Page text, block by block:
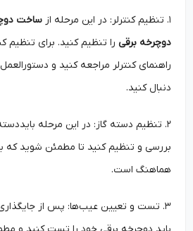
ساخت دوچرخه
دوچرخه برقی را تنظیم کنید. برای تنظیم
راهنمای کنترلر مراجعه کنید و دستورالعمل‌
دنبال کنید.
۲. تنظیم دسته گاز: در این مرحله بایددسته
بررسی و تنظیم کنید تا مطمئن شوید که با
هماهنگ است.
۳. تست و تعیین عیب‌ها: پس از جایگذاری